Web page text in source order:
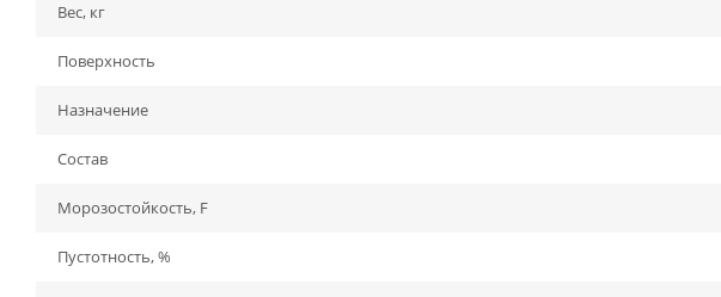
Вес, кг
Поверхность
Назначение
Состав
Морозостойкость, F
Пустотность, %